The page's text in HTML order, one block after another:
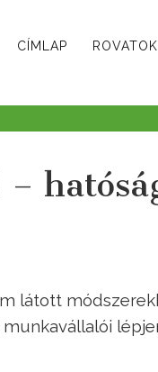
CÍMLAP ROVATOK
látott